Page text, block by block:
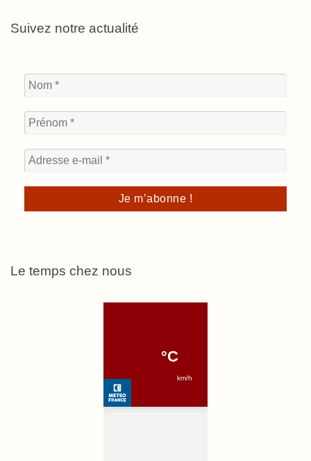
Suivez notre actualité
Le temps chez nous